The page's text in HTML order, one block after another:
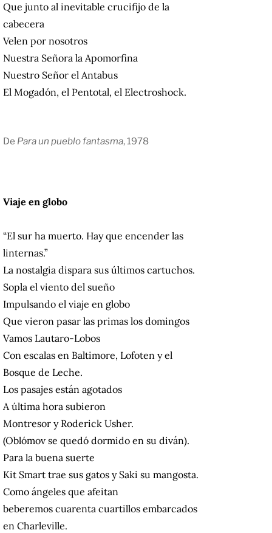
Que junto al inevitable crucifijo de la
cabecera
Velen por nosotros
Nuestra Señora la Apomorfina
Nuestro Señor el Antabus
El Mogadón, el Pentotal, el Electroshock.
De Para un pueblo fantasma, 1978
Viaje en globo
“El sur ha muerto. Hay que encender las
linternas.”
La nostalgia dispara sus últimos cartuchos.
Sopla el viento del sueño
Impulsando el viaje en globo
Que vieron pasar las primas los domingos
Vamos Lautaro-Lobos
Con escalas en Baltimore, Lofoten y el
Bosque de Leche.
Los pasajes están agotados
A última hora subieron
Montresor y Roderick Usher.
(Oblómov se quedó dormido en su diván).
Para la buena suerte
Kit Smart trae sus gatos y Saki su mangosta.
Como ángeles que afeitan
beberemos cuarenta cuartillos embarcados
en Charleville.